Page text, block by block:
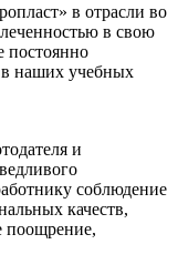
в отрасли во
в свою
постоянно
в наших учебных
и
соблюдение
качеств,
поощрение,